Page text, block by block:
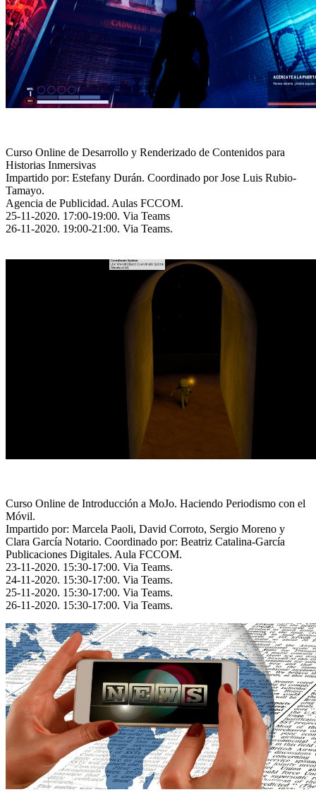
Curso Online de Desarrollo y Renderizado de Contenidos para
Historias Inmersivas
Impartido por: Estefany Durán. Coordinado por Jose Luis Rubio-
Tamayo.
Agencia de Publicidad. Aulas FCCOM.
25-11-2020. 17:00-19:00. Via Teams
26-11-2020. 19:00-21:00. Via Teams.
Curso Online de Introducción a MoJo. Haciendo Periodismo con el
Móvil.
Impartido por: Marcela Paoli, David Corroto, Sergio Moreno y
Clara García Notario. Coordinado por: Beatriz Catalina-García
Publicaciones Digitales. Aula FCCOM.
23-11-2020. 15:30-17:00. Via Teams.
24-11-2020. 15:30-17:00. Via Teams.
25-11-2020. 15:30-17:00. Via Teams.
26-11-2020. 15:30-17:00. Via Teams.